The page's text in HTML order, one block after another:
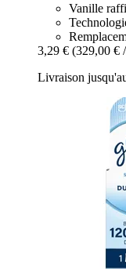
Vanille
3,29 € (329,00 €
Livraison